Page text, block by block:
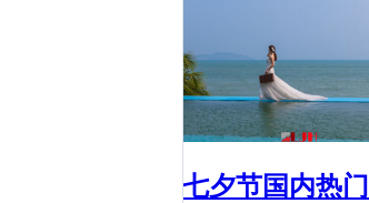
七夕节国内热